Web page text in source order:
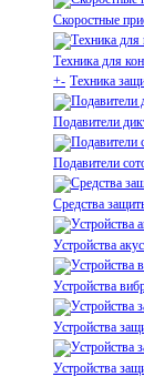
Скоростные
Техника для
+- Техника
Подавители
Подавители
Средства
Устройства
Устройства
Устройства
Устройства